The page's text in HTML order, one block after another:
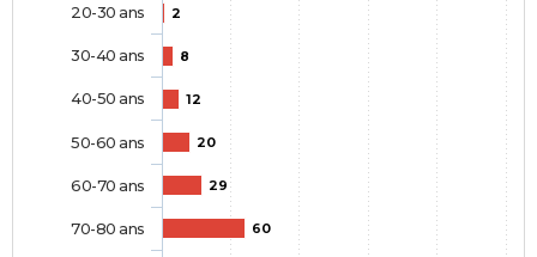
2
8
12
20
29
60
20-30 ans
30-40 ans
40-50 ans
50-60 ans
60-70 ans
70-80 ans